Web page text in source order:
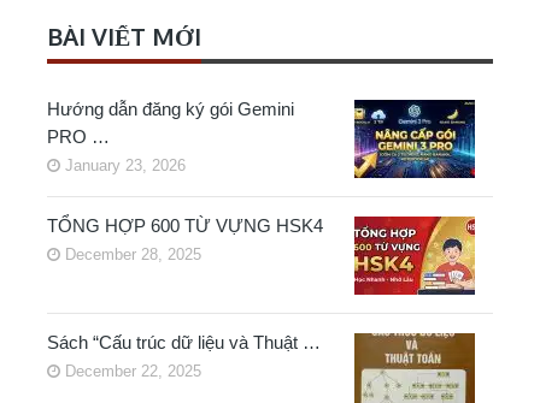
BÀI VIẾT MỚI
Hướng dẫn đăng ký gói Gemini
PRO …
January 23, 2026
TỔNG HỢP 600 TỪ VỰNG HSK4
December 28, 2025
Sách “Cấu trúc dữ liệu và Thuật …
December 22, 2025